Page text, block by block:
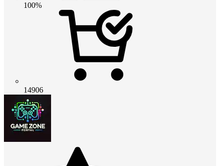
100%
14906